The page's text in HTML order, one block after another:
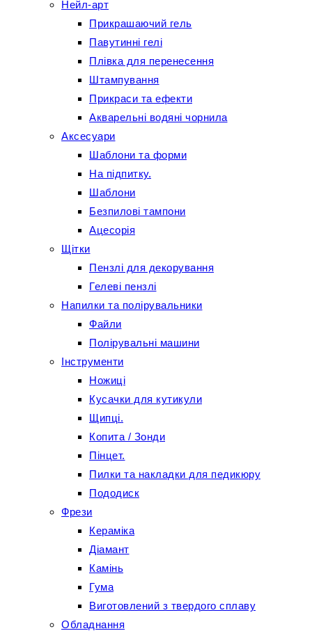
Нейл-арт
Прикрашаючий гель
Павутинні гелі
Плівка для перенесення
Штампування
Прикраси та ефекти
Акварельні водяні чорнила
Аксесуари
Шаблони та форми
На підпитку.
Шаблони
Безпилові тампони
Ацесорія
Щітки
Пензлі для декорування
Гелеві пензлі
Напилки та полірувальники
Файли
Полірувальні машини
Інструменти
Ножиці
Кусачки для кутикули
Щипці.
Копита / Зонди
Пінцет.
Пилки та накладки для педикюру
Пододиск
Фрези
Кераміка
Діамант
Камінь
Гума
Виготовлений з твердого сплаву
Обладнання